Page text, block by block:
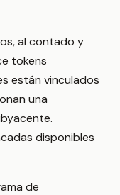
al contado y
tokens
están vinculados
una
disponibles
de